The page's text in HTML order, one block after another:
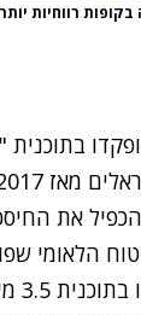
רווחיות יותר
את
הלאומי